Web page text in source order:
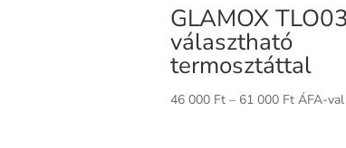
GLAMOX TLO03
választható
termosztáttal
46 000 Ft – 61 000 Ft ÁFA-val